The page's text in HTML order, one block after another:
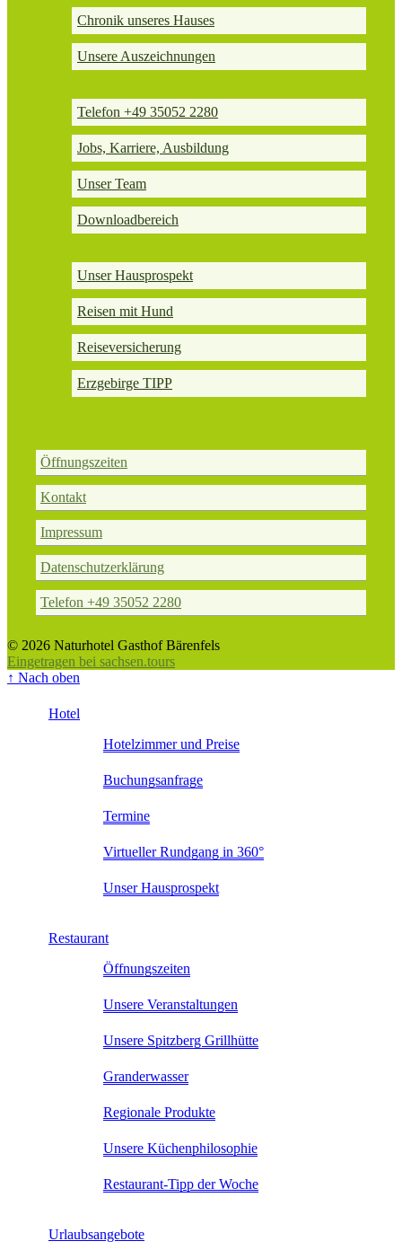
Chronik unseres Hauses
Unsere Auszeichnungen
Telefon +49 35052 2280
Jobs, Karriere, Ausbildung
Unser Team
Downloadbereich
Unser Hausprospekt
Reisen mit Hund
Reiseversicherung
Erzgebirge TIPP
Öffnungszeiten
Kontakt
Impressum
Datenschutzerklärung
Telefon +49 35052 2280
© 2026 Naturhotel Gasthof Bärenfels
Eingetragen bei sachsen.tours
↑ Nach oben
Hotel
Hotelzimmer und Preise
Buchungsanfrage
Termine
Virtueller Rundgang in 360°
Unser Hausprospekt
Restaurant
Öffnungszeiten
Unsere Veranstaltungen
Unsere Spitzberg Grillhütte
Granderwasser
Regionale Produkte
Unsere Küchenphilosophie
Restaurant-Tipp der Woche
Urlaubsangebote